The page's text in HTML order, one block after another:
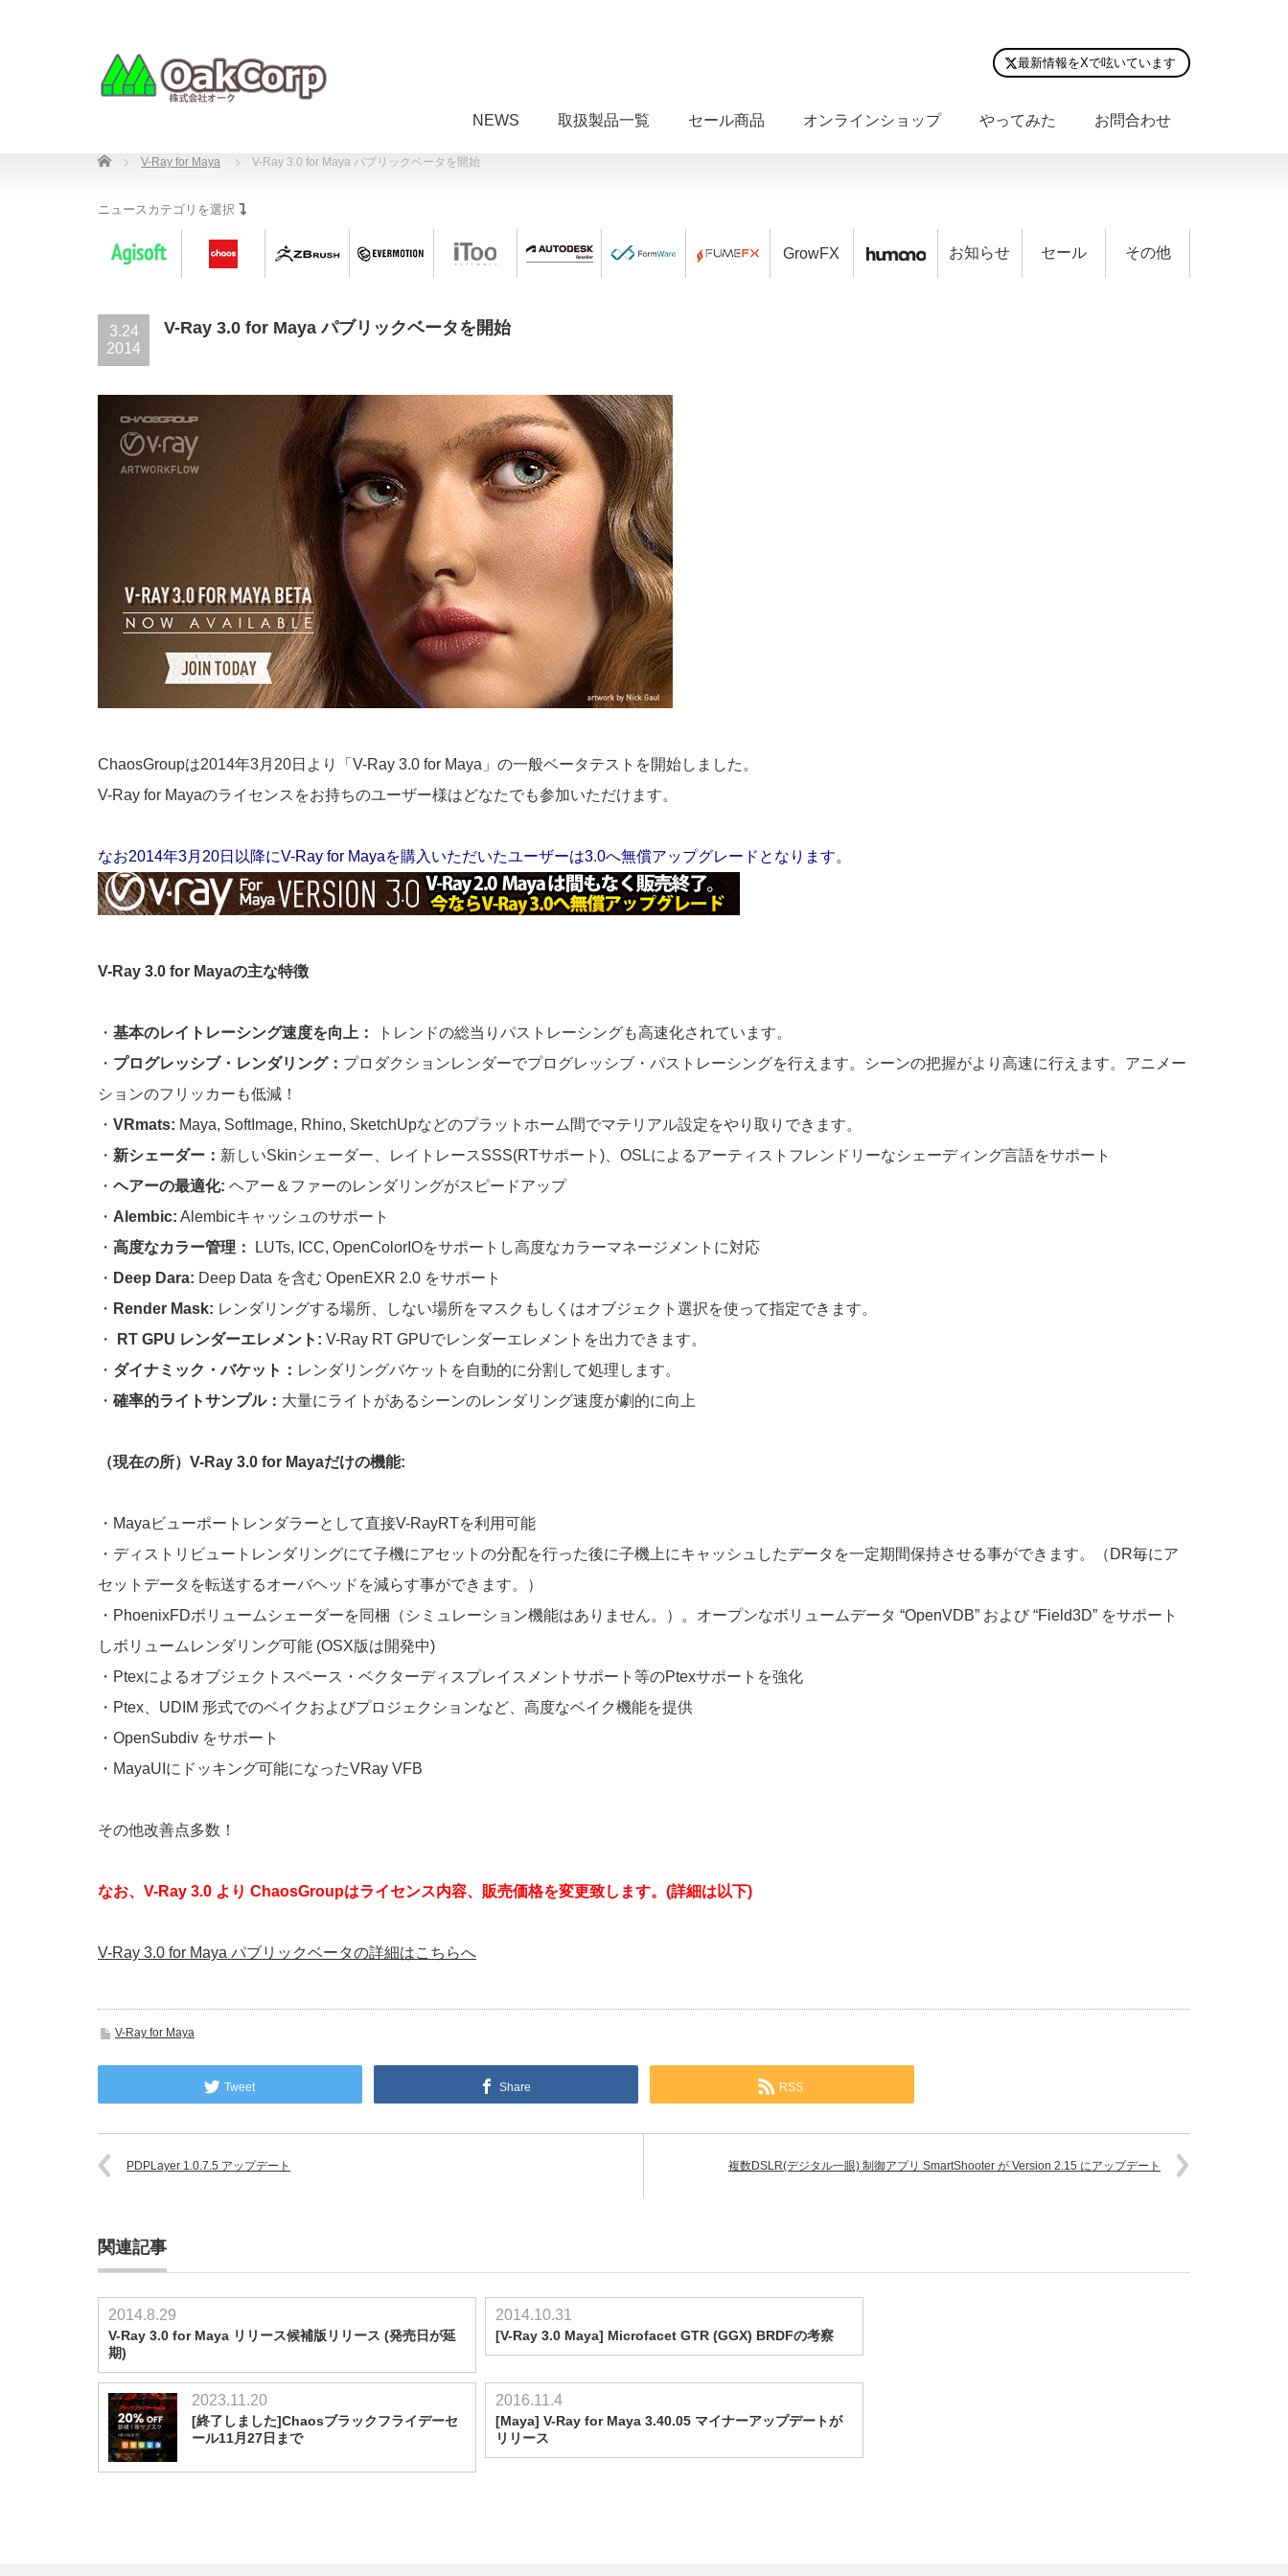
最新情報をXで呟いています
NEWS 取扱製品一覧 セール商品 オンラインショップ やってみた お問合わせ
Home V-Ray for Maya V-Ray 3.0 for Maya パブリックベータを開始
ニュースカテゴリを選択
GrowFX お知らせ セール その他
3.24
2014
V-Ray 3.0 for Maya パブリックベータを開始
ChaosGroupは2014年3月20日より「V-Ray 3.0 for Maya」の一般ベータテストを開始しました。
V-Ray for Mayaのライセンスをお持ちのユーザー様はどなたでも参加いただけます。
なお2014年3月20日以降にV-Ray for Mayaを購入いただいたユーザーは3.0へ無償アップグレードとなります。
V-Ray 3.0 for Mayaの主な特徴
・ 基本のレイトレーシング速度を向上：
トレンドの総当りパストレーシングも高速化されています。
・ プログレッシブ・レンダリング： プロダクションレンダーでプログレッシブ・パストレーシングを行えます。シーンの把握がより高速に行えます。アニメー
ションのフリッカーも低減！
・ VRmats: Maya, SoftImage, Rhino, SketchUpなどのプラットホーム間でマテリアル設定をやり取りできます。
・ 新シェーダー： 新しいSkinシェーダー、レイトレースSSS(RTサポート)、OSLによるアーティストフレンドリーなシェーディング言語をサポート
・ ヘアーの最適化: ヘアー＆ファーのレンダリングがスピードアップ
・ Alembic: Alembicキャッシュのサポート
・ 高度なカラー管理：
LUTs, ICC, OpenColorIOをサポートし高度なカラーマネージメントに対応
・ Deep Dara: Deep Data を含む OpenEXR 2.0 をサポート
・ Render Mask: レンダリングする場所、しない場所をマスクもしくはオブジェクト選択を使って指定できます。
・
RT GPU レンダーエレメント: V-Ray RT GPUでレンダーエレメントを出力できます。
・ ダイナミック・バケット： レンダリングバケットを自動的に分割して処理します。
・ 確率的ライトサンプル： 大量にライトがあるシーンのレンダリング速度が劇的に向上
（現在の所）V-Ray 3.0 for Mayaだけの機能:
・Mayaビューポートレンダラーとして直接V-RayRTを利用可能
・ディストリビュートレンダリングにて子機にアセットの分配を行った後に子機上にキャッシュしたデータを一定期間保持させる事ができます。（DR毎にア
セットデータを転送するオーバヘッドを減らす事ができます。）
・PhoenixFDボリュームシェーダーを同梱（シミュレーション機能はありません。）。オープンなボリュームデータ “OpenVDB” および “Field3D” をサポート
しボリュームレンダリング可能 (OSX版は開発中)
・Ptexによるオブジェクトスペース・ベクターディスプレイスメントサポート等のPtexサポートを強化
・Ptex、UDIM 形式でのベイクおよびプロジェクションなど、高度なベイク機能を提供
・OpenSubdiv をサポート
・MayaUIにドッキング可能になったVRay VFB
その他改善点多数！
なお、V-Ray 3.0 より ChaosGroupはライセンス内容、販売価格を変更致します。(詳細は以下)
V-Ray 3.0 for Maya パブリックベータの詳細はこちらへ
V-Ray for Maya
Tweet Share RSS
PDPLayer 1.0.7.5 アップデート 複数DSLR(デジタル一眼) 制御アプリ SmartShooter が Version 2.15 にアップデート
関連記事
2014.8.29
V-Ray 3.0 for Maya リリース候補版リリース (発売日が延
期)
2014.10.31
[V-Ray 3.0 Maya] Microfacet GTR (GGX) BRDFの考察
2023.11.20
[終了しました]Chaosブラックフライデーセ
ール11月27日まで
2016.11.4
[Maya] V-Ray for Maya 3.40.05 マイナーアップデートが
リリース